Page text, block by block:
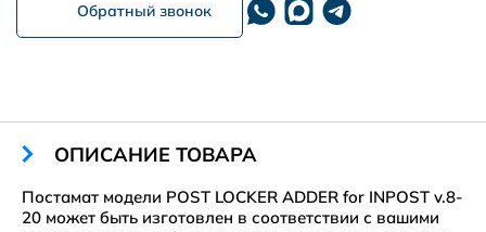
Обратный звонок
ОПИСАНИЕ ТОВАРА
Постамат модели POST LOCKER ADDER for INPOST v.8-
20 может быть изготовлен в соответствии с вашими